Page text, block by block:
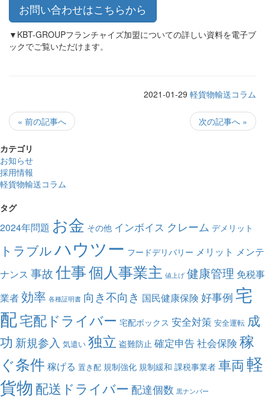
お問い合わせはこちらから
▼KBT-GROUPフランチャイズ加盟についての詳しい資料を電子ブ
ックでご覧いただけます。
2021-01-29 軽貨物輸送コラム
« 前の記事へ 次の記事へ »
カテゴリ
お知らせ
採用情報
軽貨物輸送コラム
タグ
2024年問題 お金 その他 インボイス クレーム デメリット
トラブルハウツー フードデリバリー メリット メンテ
ナンス 事故仕事個人事業主 値上げ 健康管理 免税事
業者効率 各種証明書 向き不向き 国民健康保険 好事例 宅
配宅配ドライバー 宅配ボックス 安全対策 安全運転 成
功 新規参入 気遣い 独立 盗難防止 確定申告社会保険 稼
ぐ条件 稼げる 置き配 規制強化 規制緩和 課税事業者車両軽
貨物 配送ドライバー 配達個数 黒ナンバー